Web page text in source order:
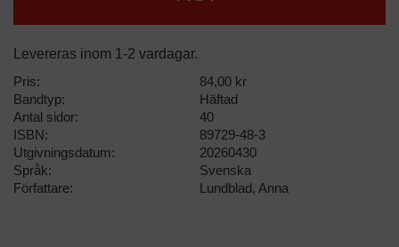
Levereras inom 1-2 vardagar.
Pris:
84,00 kr
Bandtyp:
Häftad
Antal sidor:
40
ISBN:
89729-48-3
Utgivningsdatum:
20260430
Språk:
Svenska
Författare:
Lundblad, Anna